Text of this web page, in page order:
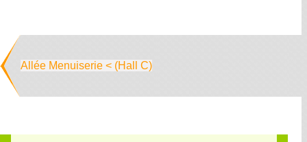
Allée Menuiserie < (Hall C)